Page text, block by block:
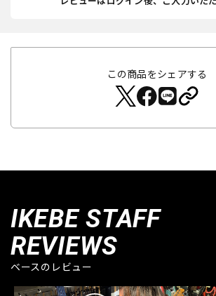
この商品をシェアする
IKEBE STAFF
REVIEWS
ベースのレビュー